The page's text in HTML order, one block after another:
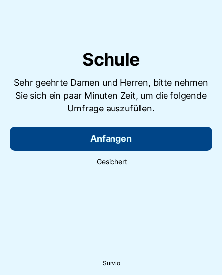
Schule
Sehr geehrte Damen und Herren, bitte nehmen
Sie sich ein paar Minuten Zeit, um die folgende
Umfrage auszufüllen.
Anfangen
Gesichert
Survio